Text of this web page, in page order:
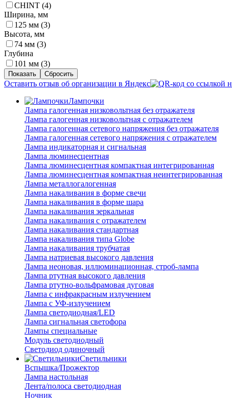
CHINT (4)
Ширина, мм
125 мм (3)
Высота, мм
74 мм (3)
Глубина
101 мм (3)
Оставить отзыв об организации в Яндекс
Лампочки
Лампа галогенная низковольтная без отражателя
Лампа галогенная низковольтная с отражателем
Лампа галогенная сетевого напряжения без отражателя
Лампа галогенная сетевого напряжения с отражателем
Лампа индикаторная и сигнальная
Лампа люминесцентная
Лампа люминесцентная компактная интегрированная
Лампа люминесцентная компактная неинтегрированная
Лампа металлогалогенная
Лампа накаливания в форме свечи
Лампа накаливания в форме шара
Лампа накаливания зеркальная
Лампа накаливания с отражателем
Лампа накаливания стандартная
Лампа накаливания типа Globe
Лампа накаливания трубчатая
Лампа натриевая высокого давления
Лампа неоновая, иллюминационная, строб-лампа
Лампа ртутная высокого давления
Лампа ртутно-вольфрамовая дуговая
Лампа с инфракрасным излучением
Лампа с УФ-излучением
Лампа светодиодная/LED
Лампа сигнальная светофора
Лампы специальные
Модуль светодиодный
Светодиод одиночный
Светильники
Вспышка/Прожектор
Лампа настольная
Лента/полоса светодиодная
Ночник